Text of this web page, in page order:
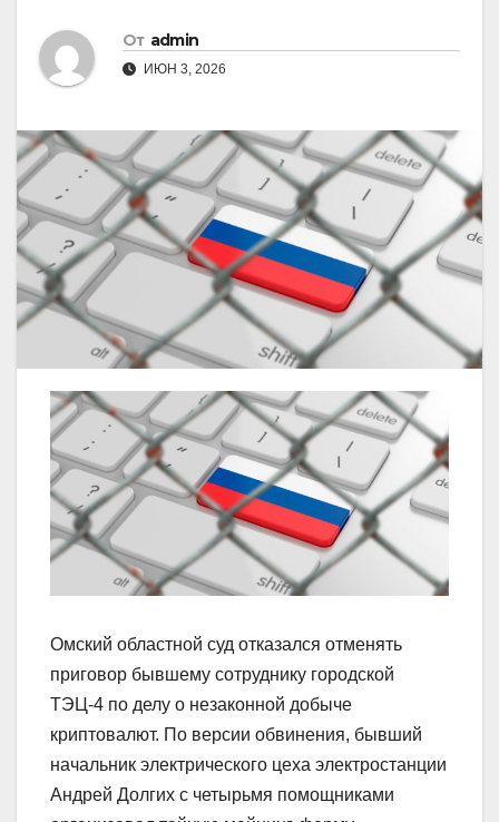
От admin
ИЮН 3, 2026
Омский областной суд отказался отменять
приговор бывшему сотруднику городской
ТЭЦ-4 по делу о незаконной добыче
криптовалют. По версии обвинения, бывший
начальник электрического цеха электростанции
Андрей Долгих с четырьмя помощниками